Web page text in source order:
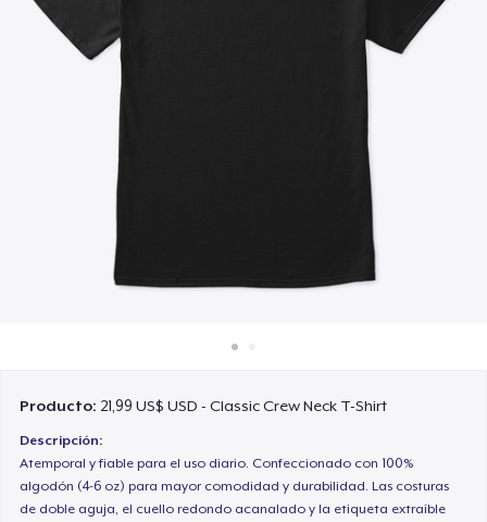
Producto: 21,99 US$ USD - Classic Crew Neck T-Shirt
Descripción:
Atemporal y fiable para el uso diario. Confeccionado con 100%
algodón (4-6 oz) para mayor comodidad y durabilidad. Las costuras
de doble aguja, el cuello redondo acanalado y la etiqueta extraíble